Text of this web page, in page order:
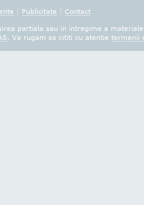
| Publicitate | Contact
partiala sau in intregime a
. Va rugam sa cititi cu atentie termenii